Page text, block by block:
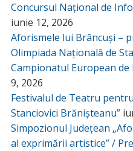
Concursul Național de
iunie 12, 2026
Aforismele lui Brâncuși –
Olimpiada Națională de
Campionatul European de
9, 2026
Festivalul de Teatru
Stanciovici Brănișteanu”
Simpozionul Județean
al exprimării artistice” /